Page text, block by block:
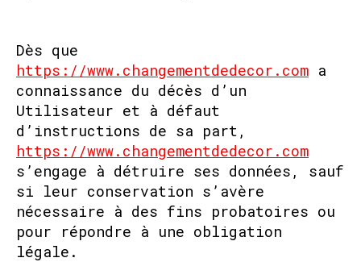
Dès que
https://www.changementdedecor.com a
connaissance du décès d’un
Utilisateur et à défaut
d’instructions de sa part,
https://www.changementdedecor.com
s’engage à détruire ses données, sauf
si leur conservation s’avère
nécessaire à des fins probatoires ou
pour répondre à une obligation
légale.